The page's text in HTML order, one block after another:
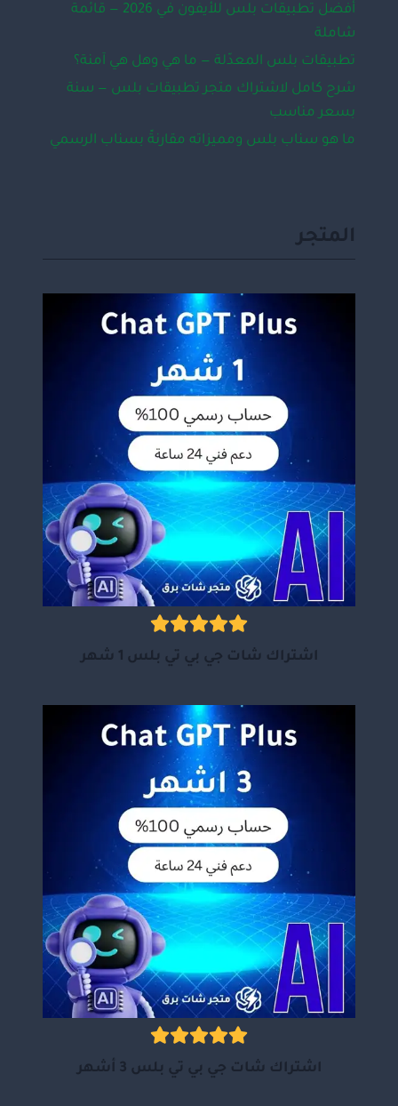
أفضل تطبيقات بلس للأيفون في 2026 — قائمة
شاملة
تطبيقات بلس المعدّلة — ما هي وهل هي آمنة؟
شرح كامل لاشتراك متجر تطبيقات بلس — سنة
بسعر مناسب
ما هو سناب بلس ومميزاته مقارنةً بسناب الرسمي
المتجر
اشتراك شات جي بي تي بلس 1 شهر
اشتراك شات جي بي تي بلس 3 أشهر